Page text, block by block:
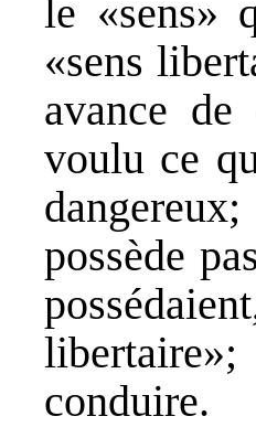
le «sens»
«sens
avance
voulu ce
possède
conduire.